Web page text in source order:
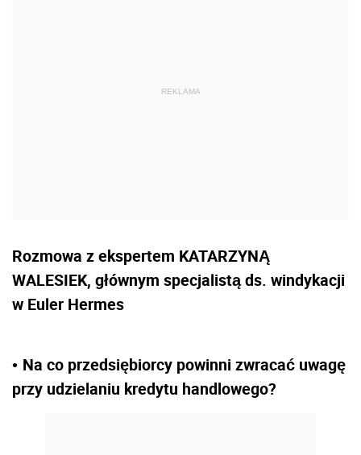
Rozmowa z ekspertem KATARZYNĄ
WALESIEK, głównym specjalistą ds. windykacji
w Euler Hermes
• Na co przedsiębiorcy powinni zwracać uwagę
przy udzielaniu kredytu handlowego?